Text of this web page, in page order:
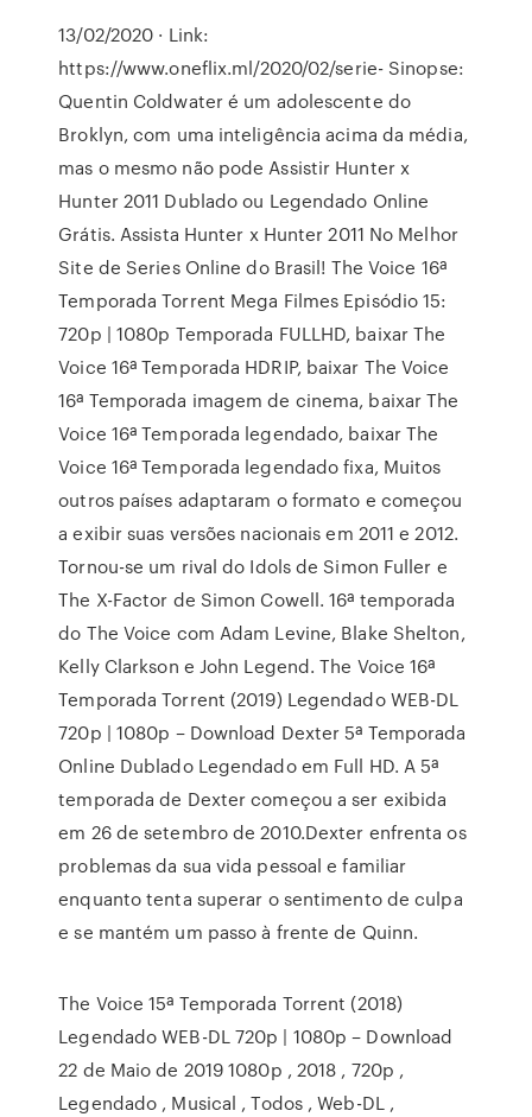
13/02/2020 · Link:
https://www.oneflix.ml/2020/02/serie- Sinopse:
Quentin Coldwater é um adolescente do
Broklyn, com uma inteligência acima da média,
mas o mesmo não pode Assistir Hunter x
Hunter 2011 Dublado ou Legendado Online
Grátis. Assista Hunter x Hunter 2011 No Melhor
Site de Series Online do Brasil! The Voice 16ª
Temporada Torrent Mega Filmes Episódio 15:
720p | 1080p Temporada FULLHD, baixar The
Voice 16ª Temporada HDRIP, baixar The Voice
16ª Temporada imagem de cinema, baixar The
Voice 16ª Temporada legendado, baixar The
Voice 16ª Temporada legendado fixa, Muitos
outros países adaptaram o formato e começou
a exibir suas versões nacionais em 2011 e 2012.
Tornou-se um rival do Idols de Simon Fuller e
The X-Factor de Simon Cowell. 16ª temporada
do The Voice com Adam Levine, Blake Shelton,
Kelly Clarkson e John Legend. The Voice 16ª
Temporada Torrent (2019) Legendado WEB-DL
720p | 1080p – Download Dexter 5ª Temporada
Online Dublado Legendado em Full HD. A 5ª
temporada de Dexter começou a ser exibida
em 26 de setembro de 2010.Dexter enfrenta os
problemas da sua vida pessoal e familiar
enquanto tenta superar o sentimento de culpa
e se mantém um passo à frente de Quinn.
The Voice 15ª Temporada Torrent (2018)
Legendado WEB-DL 720p | 1080p – Download
22 de Maio de 2019 1080p , 2018 , 720p ,
Legendado , Musical , Todos , Web-DL ,